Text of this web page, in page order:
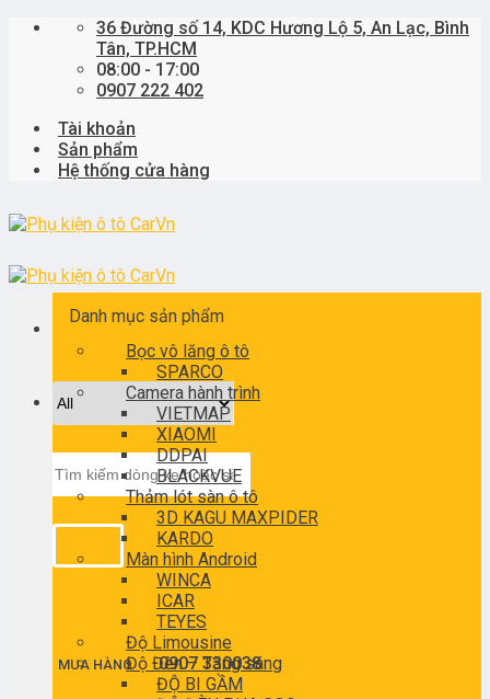
Skip
36 Đường số 14, KDC Hương Lộ 5, An Lạc, Bình
Tân, TP.HCM
08:00 - 17:00
0907 222 402
Tài khoản
Sản phẩm
Hệ thống cửa hàng
kiếm:
MUA HÀNG0907 330038
Danh mục sản phẩm
Bọc vô lăng ô tô
SPARCO
Camera hành trình
VIETMAP
XIAOMI
DDPAI
BLACKVUE
Thảm lót sàn ô tô
3D KAGU MAXPIDER
KARDO
Màn hình Android
WINCA
ICAR
TEYES
Độ Limousine
Độ Đèn – Tăng sáng
ĐỘ BI GẦM